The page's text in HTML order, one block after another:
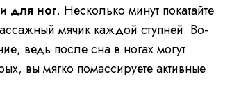
для ног. Несколько минут покатайте
мячик каждой ступней. Во-
ведь после сна в ногах могут
вы мягко помассируете активные